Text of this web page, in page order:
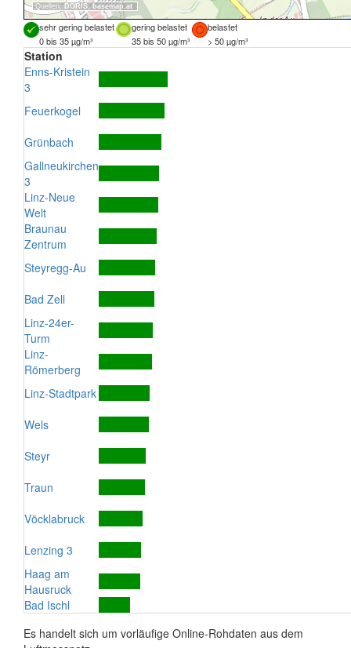
Quellen: DORIS, basemap.at
sehr gering belastet gering belastet
belastet
0 bis 35 µg/m³
35 bis 50 µg/m³ > 50 µg/m³
Station
Enns-Kristein
3
Feuerkogel
Grünbach
Gallneukirchen
3
Linz-Neue
Welt
Braunau
Zentrum
Steyregg-Au
Bad Zell
Linz-24er-
Turm
Linz-
Römerberg
Linz-Stadtpark
Wels
Steyr
Traun
Vöcklabruck
Lenzing 3
Haag am
Hausruck
Bad Ischl
Es handelt sich um vorläufige Online-Rohdaten aus dem